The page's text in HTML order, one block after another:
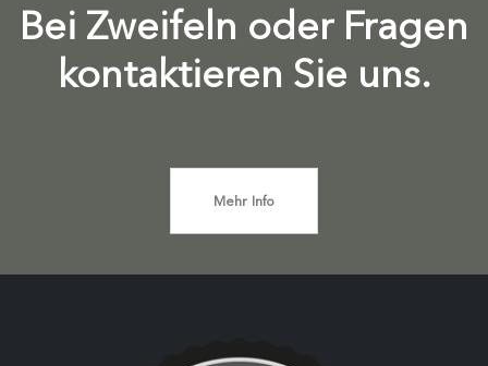
Bei Zweifeln oder Fragen
kontaktieren Sie uns.
Mehr Info